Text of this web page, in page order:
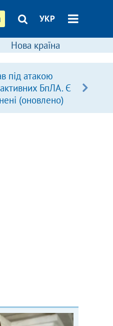
УКР
Нова країна
під атакою
БпЛА. Є
(оновлено)